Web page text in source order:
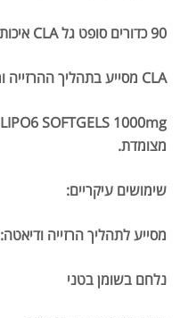
90 כדורים סופט גל CLA איכותי מארה"ב!
CLA מסייע בתהליך ההרזייה ומעודד פירוק השומנים העודפים בגוף (בעיקר שומן בטני) והצרת היקפים.
מצומדת.
שימושים עיקריים:
מסייע לתהליך הרזייה ודיאטה:
נלחם בשומן בטני